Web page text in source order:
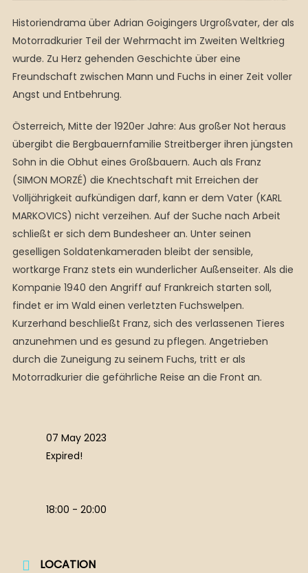
Historiendrama über Adrian Goigingers Urgroßvater, der als
Motorradkurier Teil der Wehrmacht im Zweiten Weltkrieg
wurde. Zu Herz gehenden Geschichte über eine
Freundschaft zwischen Mann und Fuchs in einer Zeit voller
Angst und Entbehrung.
Österreich, Mitte der 1920er Jahre: Aus großer Not heraus
übergibt die Bergbauernfamilie Streitberger ihren jüngsten
Sohn in die Obhut eines Großbauern. Auch als Franz
(SIMON MORZÉ) die Knechtschaft mit Erreichen der
Volljährigkeit aufkündigen darf, kann er dem Vater (KARL
MARKOVICS) nicht verzeihen. Auf der Suche nach Arbeit
schließt er sich dem Bundesheer an. Unter seinen
geselligen Soldatenkameraden bleibt der sensible,
wortkarge Franz stets ein wunderlicher Außenseiter. Als die
Kompanie 1940 den Angriff auf Frankreich starten soll,
findet er im Wald einen verletzten Fuchswelpen.
Kurzerhand beschließt Franz, sich des verlassenen Tieres
anzunehmen und es gesund zu pflegen. Angetrieben
durch die Zuneigung zu seinem Fuchs, tritt er als
Motorradkurier die gefährliche Reise an die Front an.
07 May 2023
Expired!
18:00 - 20:00
LOCATION